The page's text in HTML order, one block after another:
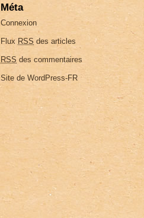
Méta
Connexion
Flux RSS des articles
RSS des commentaires
Site de WordPress-FR